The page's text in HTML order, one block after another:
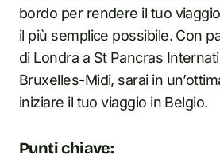
bordo per rendere il tuo
il più semplice possibile. Con
di Londra a St Pancras
Bruxelles-Midi, sarai in
iniziare il tuo viaggio in Belgio.
Punti chiave: